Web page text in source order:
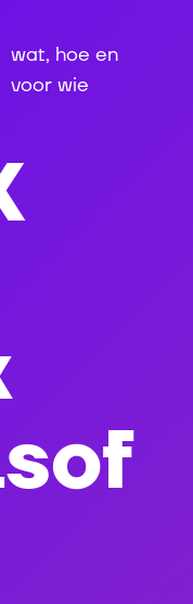
wat, hoe en
voor wie